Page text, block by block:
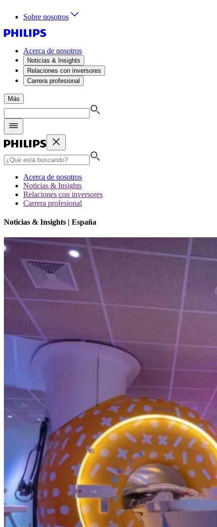
Sobre nosotros
Acerca de nosotros
Noticias & Insights
Relaciones con inversores
Carrera profesional
Más
Acerca de nosotros
Noticias & Insights
Relaciones con inversores
Carrera profesional
Noticias & Insights | España